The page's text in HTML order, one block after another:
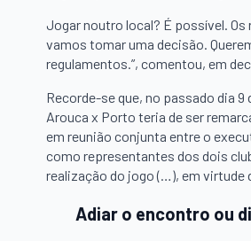
Jogar noutro local? É possível.
vamos tomar uma decisão.
regulamentos.”, comentou, em
Recorde-se que, no passado dia
Arouca x Porto teria de ser
em reunião conjunta entre o
como representantes dos dois
realização do jogo (…), em virtude
Adiar o encontro ou